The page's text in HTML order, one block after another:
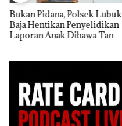
Bukan Pidana, Polsek Lubuk
Baja Hentikan Penyelidikan
Laporan Anak Dibawa Tanpa